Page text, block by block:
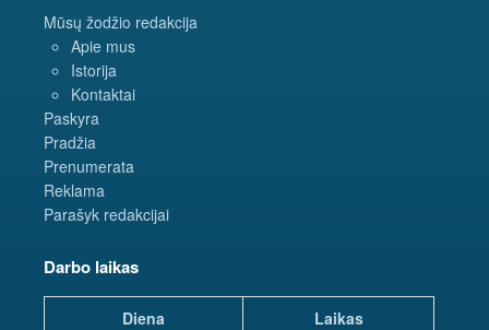
Mūsų žodžio redakcija
Apie mus
Istorija
Kontaktai
Paskyra
Pradžia
Prenumerata
Reklama
Parašyk redakcijai
Darbo laikas
Diena
Laikas